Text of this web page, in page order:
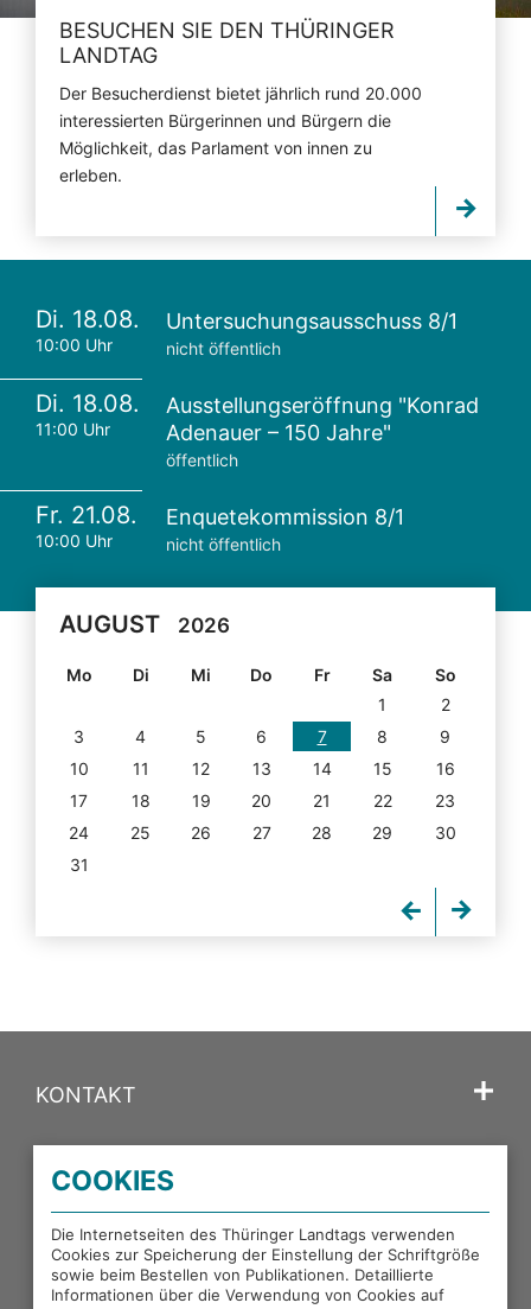
BESUCHEN SIE DEN THÜRINGER
LANDTAG
Der Besucherdienst bietet jährlich rund 20.000
interessierten Bürgerinnen und Bürgern die
Möglichkeit, das Parlament von innen zu
erleben.
Di. 18.08.
10:00 Uhr
Untersuchungsausschuss 8/1
nicht öffentlich
Di. 18.08.
11:00 Uhr
Ausstellungseröffnung "Konrad
Adenauer – 150 Jahre"
öffentlich
Fr. 21.08.
10:00 Uhr
Enquetekommission 8/1
nicht öffentlich
AUGUST 2026
Mo Di Mi Do Fr Sa
So
1
2
3
4 5 6 7 8
9
10
11 12 13 14 15
16
17
18 19 20 21 22
23
24
25 26 27 28 29
30
31
KONTAKT
PORTALE DES THÜRINGER LANDTAGS
EXTERNE LINKS
COOKIES
Die Internetseiten des Thüringer Landtags verwenden
Cookies zur Speicherung der Einstellung der Schriftgröße
sowie beim Bestellen von Publikationen. Detaillierte
Informationen über die Verwendung von Cookies auf